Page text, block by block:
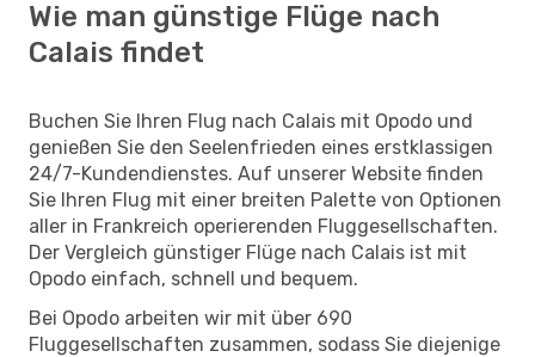
Wie man günstige Flüge nach
Calais findet
Buchen Sie Ihren Flug nach Calais mit Opodo und
genießen Sie den Seelenfrieden eines erstklassigen
24/7-Kundendienstes. Auf unserer Website finden
Sie Ihren Flug mit einer breiten Palette von Optionen
aller in Frankreich operierenden Fluggesellschaften.
Der Vergleich günstiger Flüge nach Calais ist mit
Opodo einfach, schnell und bequem.
Bei Opodo arbeiten wir mit über 690
Fluggesellschaften zusammen, sodass Sie diejenige